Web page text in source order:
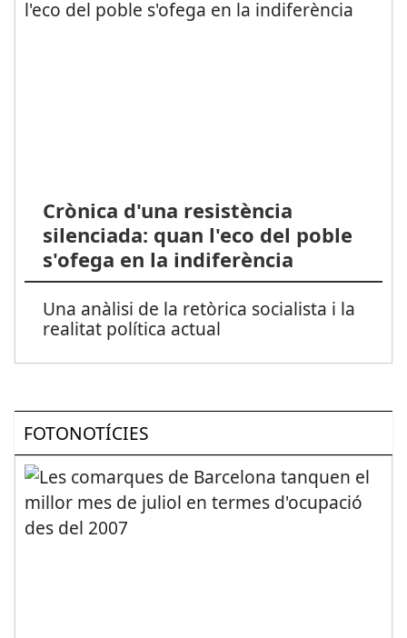
Crònica d'una resistència
silenciada: quan l'eco del poble
s'ofega en la indiferència
Una anàlisi de la retòrica socialista i la
realitat política actual
FOTONOTÍCIES